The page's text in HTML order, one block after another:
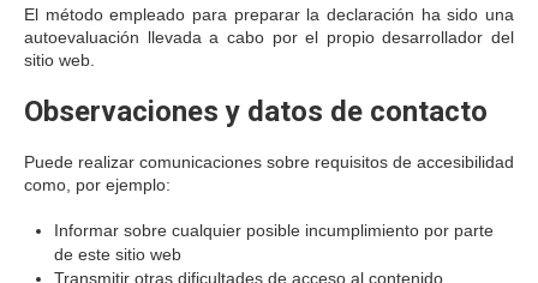
El método empleado para preparar la declaración ha sido una
autoevaluación llevada a cabo por el propio desarrollador del
sitio web.
Observaciones y datos de contacto
Puede realizar comunicaciones sobre requisitos de accesibilidad
como, por ejemplo:
Informar sobre cualquier posible incumplimiento por parte
de este sitio web
Transmitir otras dificultades de acceso al contenido